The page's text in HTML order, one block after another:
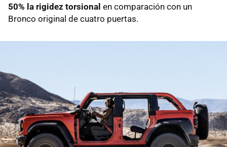
50% la rigidez torsional en comparación con un
Bronco original de cuatro puertas.